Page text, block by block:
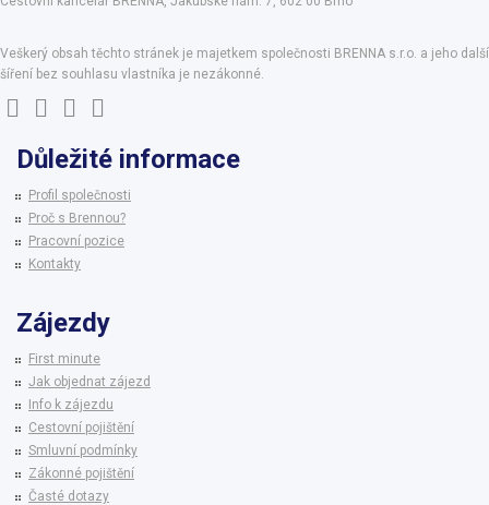
Veškerý obsah těchto stránek je majetkem společnosti BRENNA s.r.o. a jeho další
šíření bez souhlasu vlastníka je nezákonné.
Důležité informace
Profil společnosti
Proč s Brennou?
Pracovní pozice
Kontakty
Zájezdy
First minute
Jak objednat zájezd
Info k zájezdu
Cestovní pojištění
Smluvní podmínky
Zákonné pojištění
Časté dotazy